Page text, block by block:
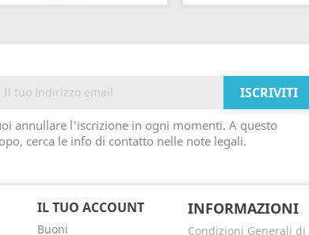
annullare l'iscrizione in ogni momenti. A questo
cerca le info di contatto nelle note legali.
IL TUO ACCOUNT
Buoni
INFORMAZIONI
Condizioni Generali di